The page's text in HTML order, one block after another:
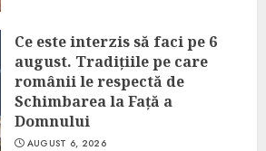
Ce este interzis să faci pe 6
august. Tradițiile pe care
românii le respectă de
Schimbarea la Față a
Domnului
AUGUST 6, 2026